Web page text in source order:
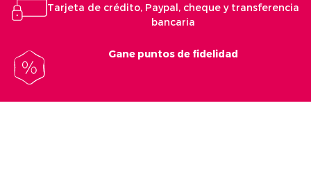
Tarjeta de crédito, Paypal, cheque y transferencia
bancaria
Gane puntos de fidelidad